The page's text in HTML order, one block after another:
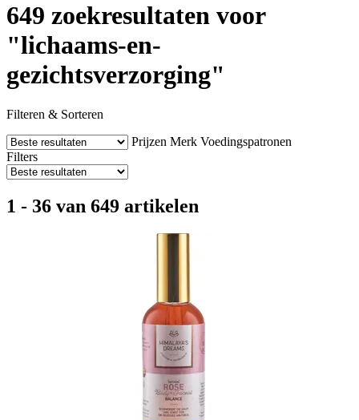
649 zoekresultaten voor
"lichaams-en-
gezichtsverzorging"
Filteren & Sorteren
Prijzen Merk Voedingspatronen
Filters
1 - 36 van 649 artikelen